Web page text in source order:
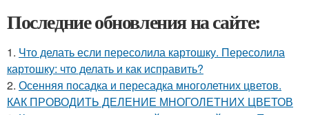
Последние обновления на сайте:
1. Что делать если пересолила картошку. Пересолила
картошку: что делать и как исправить?
2. Осенняя посадка и пересадка многолетних цветов.
КАК ПРОВОДИТЬ ДЕЛЕНИЕ МНОГОЛЕТНИХ ЦВЕТОВ